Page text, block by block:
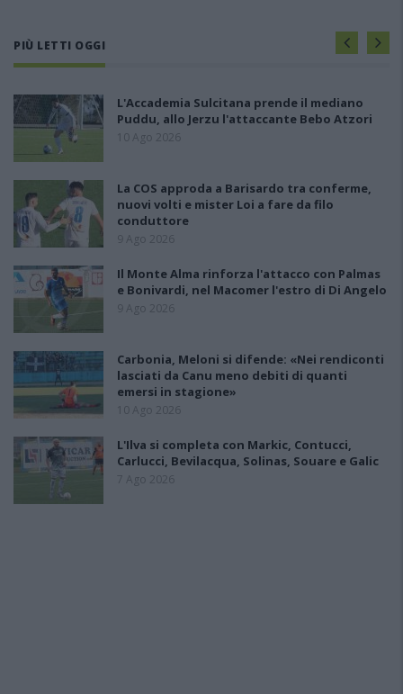
PIÙ LETTI OGGI
L'Accademia Sulcitana prende il mediano
Puddu, allo Jerzu l'attaccante Bebo Atzori
10 Ago 2026
La COS approda a Barisardo tra conferme,
nuovi volti e mister Loi a fare da filo
conduttore
9 Ago 2026
Il Monte Alma rinforza l'attacco con Palmas
e Bonivardi, nel Macomer l'estro di Di Angelo
9 Ago 2026
Carbonia, Meloni si difende: «Nei rendiconti
lasciati da Canu meno debiti di quanti
emersi in stagione»
10 Ago 2026
L'Ilva si completa con Markic, Contucci,
Carlucci, Bevilacqua, Solinas, Souare e Galic
7 Ago 2026